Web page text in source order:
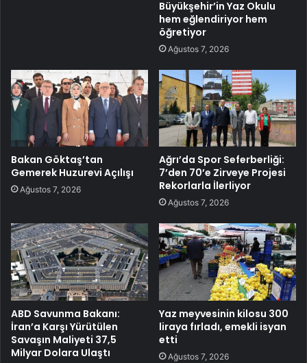
Büyükşehir’in Yaz Okulu
hem eğlendiriyor hem
öğretiyor
Ağustos 7, 2026
Bakan Göktaş’tan
Gemerek Huzurevi Açılışı
Ağustos 7, 2026
Ağrı’da Spor Seferberliği:
7’den 70’e Zirveye Projesi
Rekorlarla İlerliyor
Ağustos 7, 2026
ABD Savunma Bakanı:
İran’a Karşı Yürütülen
Savaşın Maliyeti 37,5
Milyar Dolara Ulaştı
Yaz meyvesinin kilosu 300
liraya fırladı, emekli isyan
etti
Ağustos 7, 2026